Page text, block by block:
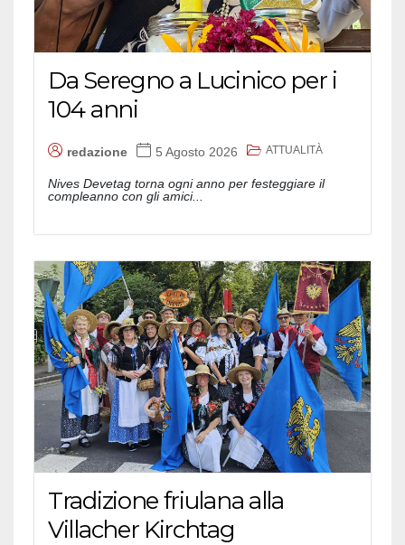
Da Seregno a Lucinico per i
104 anni
redazione 5 Agosto 2026 ATTUALITÀ
Nives Devetag torna ogni anno per festeggiare il
compleanno con gli amici...
Tradizione friulana alla
Villacher Kirchtag